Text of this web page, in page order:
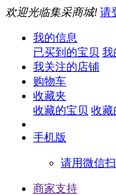
欢迎光临集采商城! 请
我的信息
已买到的宝贝 我
我关注的店铺
购物车
收藏夹
收藏的宝贝 收藏
手机版
请用微信
商家支持